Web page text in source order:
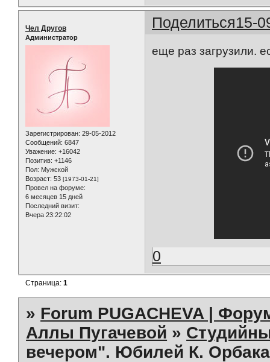
Поделиться15-
Чел Другов
Администратор
Зарегистрирован: 29-05-2012
Сообщений: 6847
Уважение: +16042
Позитив: +1146
Пол: Мужской
Возраст: 53 [1973-01-21]
Провел на форуме:
6 месяцев 15 дней
Последний визит:
Вчера 23:22:02
еще раз загрузили.
0
Страница:1
» Forum PUGACHEVA |
Аллы Пугачевой »
вечером". Юбилей К.